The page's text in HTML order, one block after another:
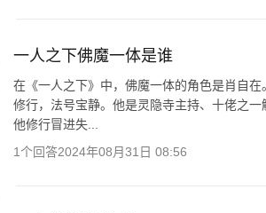
一人之下佛魔一体是谁
在《一人之下》中，佛魔一体的角色是肖自
修行，法号宝静。他是灵隐寺主持、十佬之
他修行冒进失...
1个回答2024年08月31日 08:56